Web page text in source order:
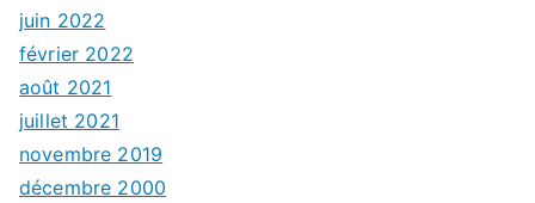
juin 2022
février 2022
août 2021
juillet 2021
novembre 2019
décembre 2000